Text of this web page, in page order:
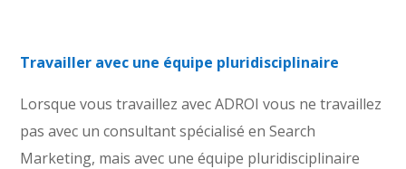
Travailler avec une équipe pluridisciplinaire
Lorsque vous travaillez avec ADROI vous ne travaillez
pas avec un consultant spécialisé en Search
Marketing, mais avec une équipe pluridisciplinaire